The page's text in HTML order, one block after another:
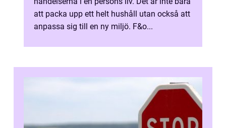
att packa upp ett helt hushåll utan också att
anpassa sig till en ny miljö. F&o...